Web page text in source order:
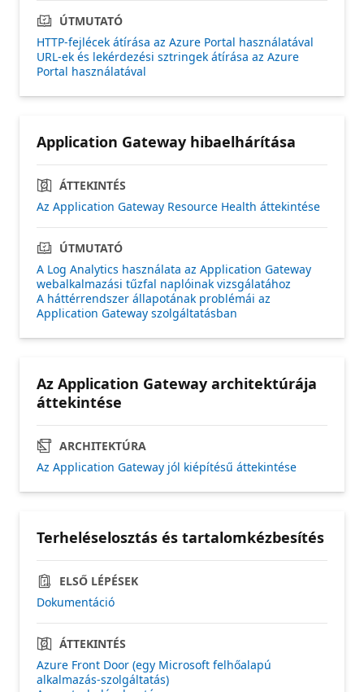
ÚTMUTATÓ
HTTP-fejlécek átírása az Azure Portal használatával
URL-ek és lekérdezési sztringek átírása az Azure
Portal használatával
Application Gateway hibaelhárítása
ÁTTEKINTÉS
Az Application Gateway Resource Health áttekintése
ÚTMUTATÓ
A Log Analytics használata az Application Gateway
webalkalmazási tűzfal naplóinak vizsgálatához
A háttérrendszer állapotának problémái az
Application Gateway szolgáltatásban
Az Application Gateway architektúrája
áttekintése
ARCHITEKTÚRA
Az Application Gateway jól kiépítésű áttekintése
Terheléselosztás és tartalomkézbesítés
ELSŐ LÉPÉSEK
Dokumentáció
ÁTTEKINTÉS
Azure Front Door (egy Microsoft felhőalapú
alkalmazás-szolgáltatás)